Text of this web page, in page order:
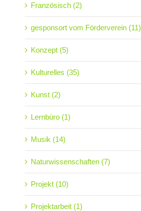
Französisch (2)
gesponsort vom Förderverein (11)
Konzept (5)
Kulturelles (35)
Kunst (2)
Lernbüro (1)
Musik (14)
Naturwissenschaften (7)
Projekt (10)
Projektarbeit (1)